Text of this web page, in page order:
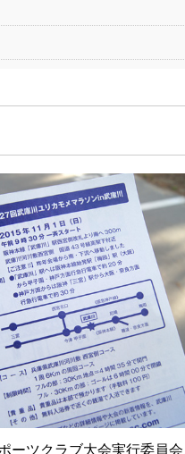
ーツクラブ大会実行委員